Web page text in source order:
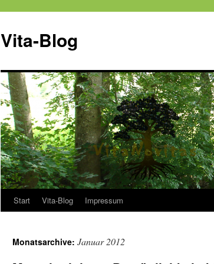
Vita-Blog
Zum
springen
Start Vita-Blog Impressum
Monatsarchive: Januar 2012